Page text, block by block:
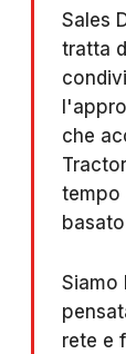
Sales
tratta
che
tempo
Siamo
rete e